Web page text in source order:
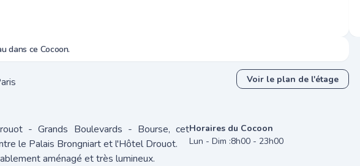
dans ce Cocoon.
Voir le plan de l'étage
- Grands Boulevards - Bourse, cet
le Palais Brongniart et l'Hôtel Drouot.
aménagé et très lumineux.
Horaires du Cocoon
Lun - Dim :8h00 - 23h00